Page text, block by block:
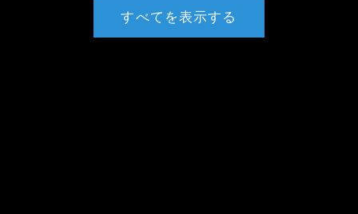
格
すべてを表示する